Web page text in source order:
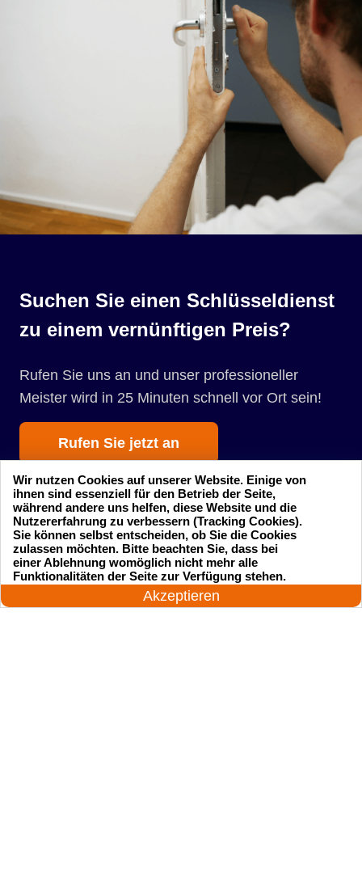
Suchen Sie einen Schlüsseldienst
zu einem vernünftigen Preis?
Rufen Sie uns an und unser professioneller
Meister wird in 25 Minuten schnell vor Ort sein!
Rufen Sie jetzt an
Startseite Einsatzgebiete
Preise
24 Stunden am Tag
Akzeptieren
Wir nutzen Cookies auf unserer Website. Einige von
ihnen sind essenziell für den Betrieb der Seite,
während andere uns helfen, diese Website und die
Nutzererfahrung zu verbessern (Tracking Cookies).
Sie können selbst entscheiden, ob Sie die Cookies
zulassen möchten. Bitte beachten Sie, dass bei
einer Ablehnung womöglich nicht mehr alle
Funktionalitäten der Seite zur Verfügung stehen.